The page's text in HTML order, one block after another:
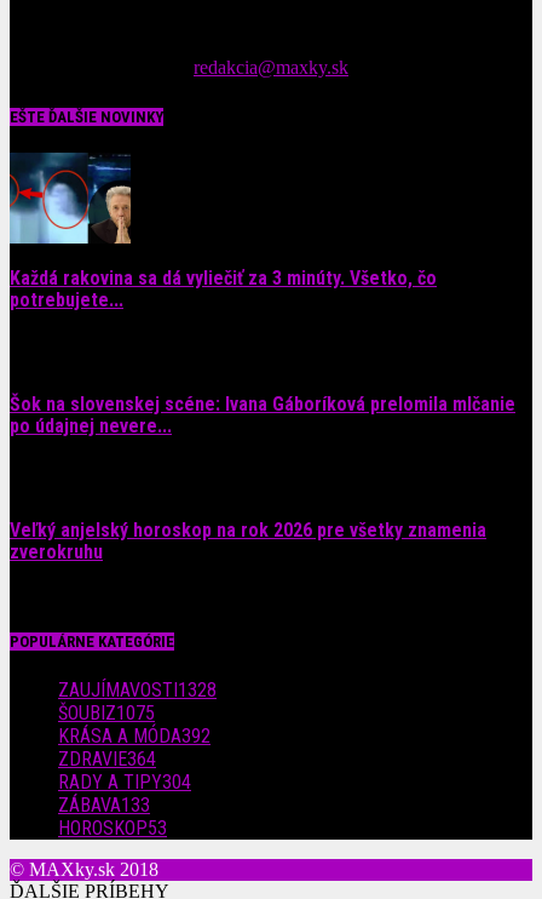
redakcia@maxky.sk
EŠTE ĎALŠIE NOVINKY
Každá rakovina sa dá vyliečiť za 3 minúty. Všetko, čo
potrebujete...
Šok na slovenskej scéne: Ivana Gáboríková prelomila mlčanie
po údajnej nevere...
Veľký anjelský horoskop na rok 2026 pre všetky znamenia
zverokruhu
POPULÁRNE KATEGÓRIE
ZAUJÍMAVOSTI1328
ŠOUBIZ1075
KRÁSA A MÓDA392
ZDRAVIE364
RADY A TIPY304
ZÁBAVA133
HOROSKOP53
© MAXky.sk 2018
ĎALŠIE PRÍBEHY